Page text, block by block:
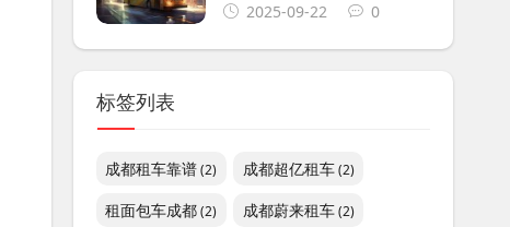
2025-09-22
0
标签列表
成都租车靠谱(2) 成都超亿租车(2)
租面包车成都(2) 成都蔚来租车(2)